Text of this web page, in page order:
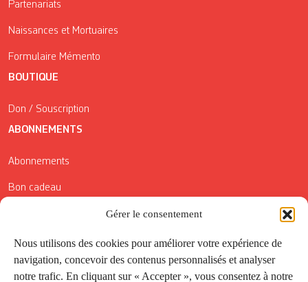
Gérer le consentement
Nous utilisons des cookies pour améliorer votre expérience de
navigation, concevoir des contenus personnalisés et analyser
notre trafic. En cliquant sur « Accepter », vous consentez à notre
Partenariats
Naissances et Mortuaires
Formulaire Mémento
BOUTIQUE
Don / Souscription
ABONNEMENTS
Abonnements
Bon cadeau
Conditions générales de vente
Réductions de la Carte Côté Courrier
Application